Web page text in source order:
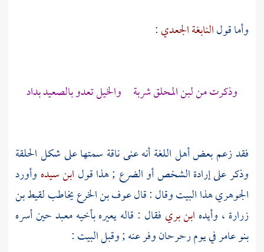
وأما قولالنابغة الجعدي:
وذكرت من لبن المحلق شربة والخيل تعدو بالصعيد بداد
فقد زعم بعض أهل اللغة أنه عنى ناقة سمتها على شكل الحلقة
وذكر على إرادة الشخص أو الضرع ; هذا قول ابن سيده وأورد
الجوهريهذا البيت وقال : قالعوف بن الخرعيخاطبلقيط بن
زرارة ، وأيده ابن بري فقال : قاله يعيره بأخيهمعبدحين أسره
بنو عامرفي يوم رحرحان وفر عنه ; وقبل البيت :